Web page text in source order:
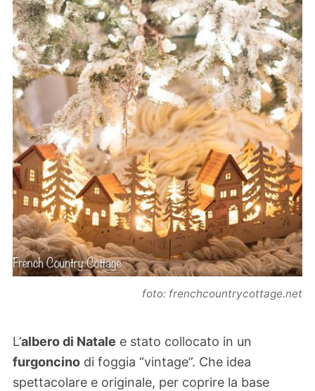
foto: frenchcountrycottage.net
L’albero di Natale e stato collocato in un
furgoncino di foggia “vintage”. Che idea
spettacolare e originale, per coprire la base